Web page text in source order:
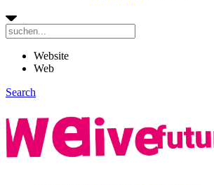
Website
Web
Search